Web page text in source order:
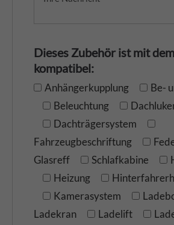
Dieses Zubehör ist mit
kompatibel:
Anhängerkupplung
Be-
Beleuchtung
Dachträgersystem
Fahrzeugbeschriftung
Glasreff
Schlafkabine
Heizung
Kamerasystem
Ladekran
Ladelift